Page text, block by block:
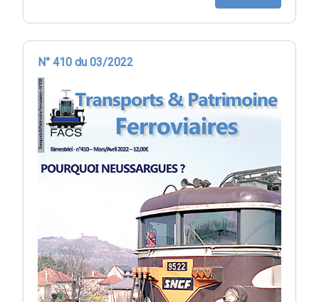
N° 410 du 03/2022